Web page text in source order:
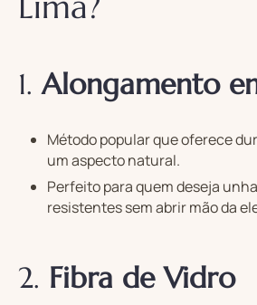
1.Alongamento
Método popular que oferece
um aspecto natural.
Perfeito para quem deseja
resistentes sem abrir mão da
2. Fibra de Vidro